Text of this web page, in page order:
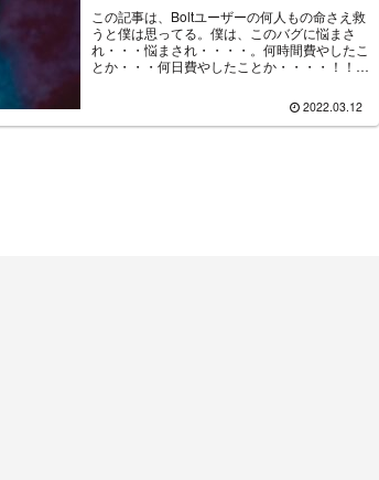
この記事は、Boltユーザーの何人もの命さえ救
うと僕は思ってる。僕は、このバグに悩まさ
れ・・・悩まされ・・・・。何時間費やしたこ
とか・・・何日費やしたことか・・・・！！！
2022.03.12